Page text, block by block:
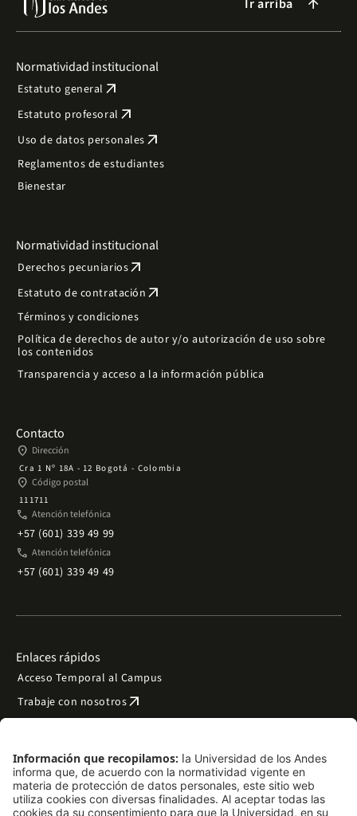
Ir arriba arrow_forward
Normatividad institucional
Estatuto general arrow_outward
Estatuto profesoral arrow_outward
Uso de datos personales arrow_outward
Reglamentos de estudiantes
Bienestar
Normatividad institucional
Derechos pecuniariosarrow_outward
Estatuto de contratación arrow_outward
Términos y condiciones
Política de derechos de autor y/o autorización de uso sobre
los contenidos
Transparencia y acceso a la información pública
Contacto
place Dirección
Cra 1 Nº 18A - 12 Bogotá - Colombia
place Código postal
111711
phone Atención telefónica
+57 (601) 339 49 99
phone Atención telefónica
+57 (601) 339 49 49
Enlaces rápidos
Acceso Temporal al Campus
Trabaje con nosotrosarrow_outward
Preguntas frecuentes
Filantropía y donacionesarrow_outward
Mapa del sitio arrow_outward